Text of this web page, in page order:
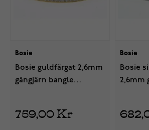
Bosie
Bosie guldfärgat 2,6mm
gångjärn bangle
759,00 Kr
Bosie
Bosie
2,6mm